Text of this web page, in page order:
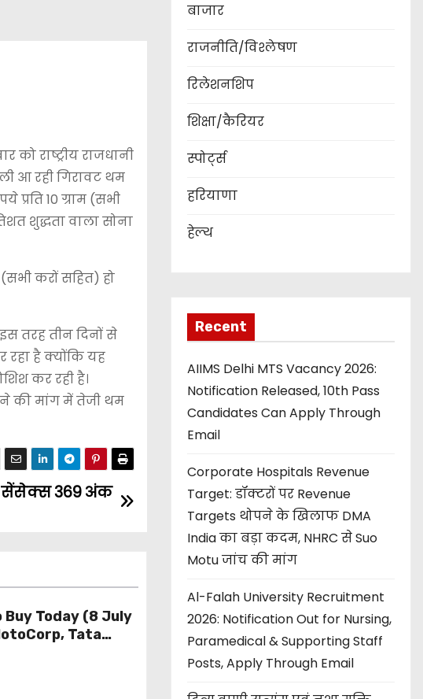
राष्ट्रीय राजधानी
आ रही गिरावट थम
प्रति 10 ग्राम (सभी
शुद्धता वाला सोना
करों सहित) हो
इस तरह तीन दिनों से
रहा है क्योंकि यह
कर रही है।
की मांग में तेजी थम
सेंसेक्स 369 अंक
Today (8 July
Tata
खरीदारी की सलाह,
बाजार
राजनीति/विश्लेषण
रिलेशनशिप
शिक्षा/कैरियर
स्पोर्ट्स
हरियाणा
हेल्थ
Recent
AIIMS Delhi MTS Vacancy 2026:
Notification Released, 10th Pass
Candidates Can Apply Through
Email
Corporate Hospitals Revenue
Target: डॉक्टरों पर Revenue
Targets थोपने के खिलाफ DMA
India का बड़ा कदम, NHRC से Suo
Motu जांच की मांग
Al-Falah University Recruitment
2026: Notification Out for Nursing,
Paramedical & Supporting Staff
Posts, Apply Through Email